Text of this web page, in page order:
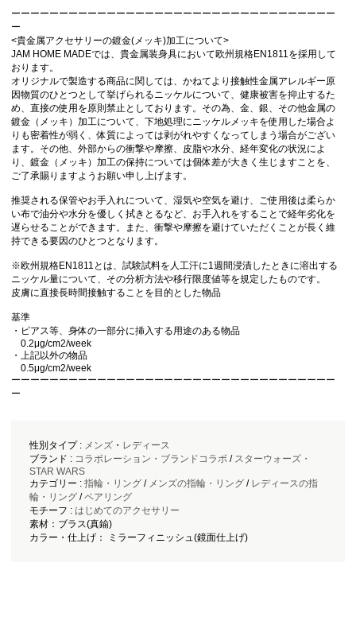
ーーーーーーーーーーーーーーーーーーーーーーーーーーーーーーーーーー
ー
<貴金属アクセサリーの鍍金(メッキ)加工について>
JAM HOME MADEでは、貴金属装身具において欧州規格EN1811を採用して
おります。
オリジナルで製造する商品に関しては、かねてより接触性金属アレルギー原
因物質のひとつとして挙げられるニッケルについて、健康被害を抑止するた
め、直接の使用を原則禁止としております。その為、金、銀、その他金属の
鍍金（メッキ）加工について、下地処理にニッケルメッキを使用した場合よ
りも密着性が弱く、体質によっては剥がれやすくなってしまう場合がござい
ます。その他、外部からの衝撃や摩擦、皮脂や水分、経年変化の状況によ
り、鍍金（メッキ）加工の保持については個体差が大きく生じますことを、
ご了承賜りますようお願い申し上げます。
推奨される保管やお手入れについて、湿気や空気を避け、ご使用後は柔らか
い布で油分や水分を優しく拭きとるなど、お手入れをすることで経年劣化を
遅らせることができます。 また、衝撃や摩擦を避けていただくことが長く維
持できる要因のひとつとなります。
※欧州規格EN1811とは、試験試料を人工汗に1週間浸漬したときに溶出する
ニッケル量について、その分析方法や移行限度値等を規定したものです。
皮膚に直接長時間接触することを目的とした物品
基準
・ピアス等、身体の一部分に挿入する用途のある物品
0.2μg/cm2/week
・上記以外の物品
0.5μg/cm2/week
ーーーーーーーーーーーーーーーーーーーーーーーーーーーーーーーーーー
ー
性別タイプ : メンズ・ レディース
ブランド : コラボレーション・ブランドコラボ / スターウォーズ・
STAR WARS
カテゴリー : 指輪・リング/ メンズの指輪・リング/ レディースの指
輪・リング/ペアリング
モチーフ : はじめてのアクセサリー
素材：ブラス(真鍮)
カラー・仕上げ： ミラーフィニッシュ(鏡面仕上げ)